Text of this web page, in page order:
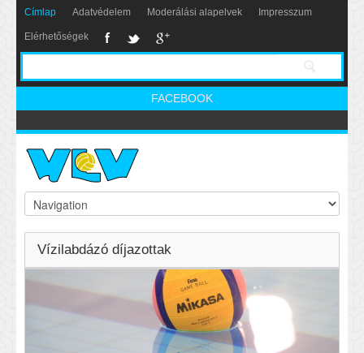
Címlap Adatvédelem Moderálási alapelvek Impresszum
Elérhetőségek
FACEBOOK
Vízilabdázó díjazottak